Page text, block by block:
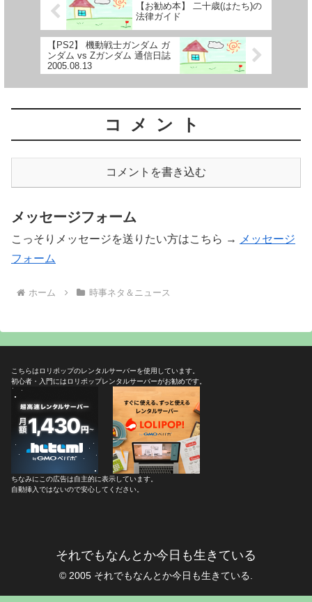
【お勧め本】 二十歳(はたち)の
法律ガイド
【PS2】 機動戦士ガンダム ガ
ンダム vs Zガンダム 通信日誌
2005.08.13
コメント
コメントを書き込む
メッセージフォーム
こっそりメッセージを送りたい方はこちら →
メッセージ
フォーム
ホーム 時事ネタ＆ニュース
こちらはロリポップのレンタルサーバーを使用しています。
初心者・入門にはロリポップレンタルサーバーがお勧めです。
ちなみにこの広告は自主的に表示しています。
自動挿入ではないので安心してください。
それでもなんとか今日も生きている
© 2005 それでもなんとか今日も生きている.